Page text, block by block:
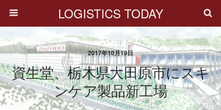
LOGISTICS TODAY
2017年10月19日
資生堂、栃木県大田原市にスキ
ンケア製品新工場